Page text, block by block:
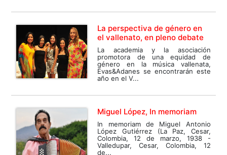
La perspectiva de género en
el vallenato, en pleno debate
La academia y la asociación
promotora de una equidad de
género en la música vallenata,
Evas&Adanes se encontrarán este
año en el V...
Miguel López, In memoriam
In memoriam de Miguel Antonio
López Gutiérrez (La Paz, Cesar,
Colombia, 12 de marzo, 1938 -
Valledupar, Cesar, Colombia, 12
de...